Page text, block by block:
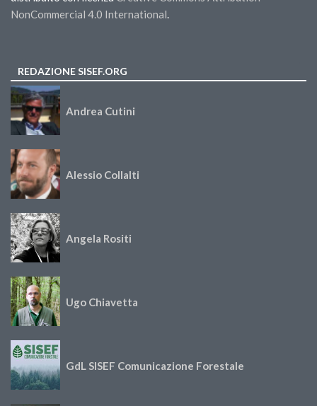
NonCommercial 4.0 International.
REDAZIONE SISEF.ORG
Andrea Cutini
Alessio Collalti
Angela Rositi
Ugo Chiavetta
GdL SISEF Comunicazione Forestale